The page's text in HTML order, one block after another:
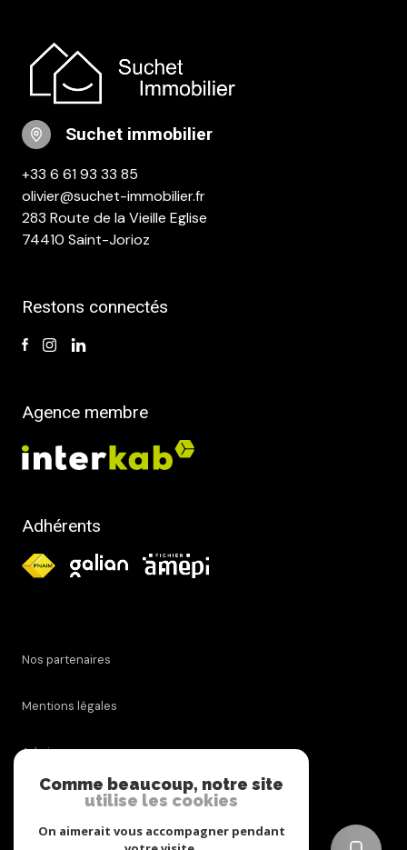
suchet immobilier
+33 6 61 93 33 85
olivier@suchet-immobilier.fr
283 Route de la Vieille Eglise
74410 Saint-Jorioz
Restons connectés
Agence membre
Adhérents
Nos partenaires
Mentions légales
Admin
Nos honoraires
Comme beaucoup, notre site
utilise les cookies
On aimerait vous accompagner pendant